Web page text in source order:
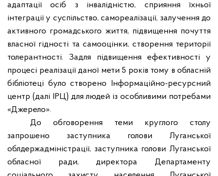
адаптації осіб з інвалідністю, сприяння їхньої
інтеграції у суспільство, самореалізації, залучення до
активного громадського життя, підвищення почуття
власної гідності та самооцінки, створення території
толерантності. Задля підвищення ефективності у
процесі реалізації даної мети 5 років тому в обласній
бібліотеці було створено Інформаційно-ресурсний
центр (далі ІРЦ) для людей із особливими потребами
«Джерело».
До обговорення теми круглого столу
запрошено заступника голови Луганської
облдержадміністрації, заступника голови Луганської
обласної ради, директора Департаменту